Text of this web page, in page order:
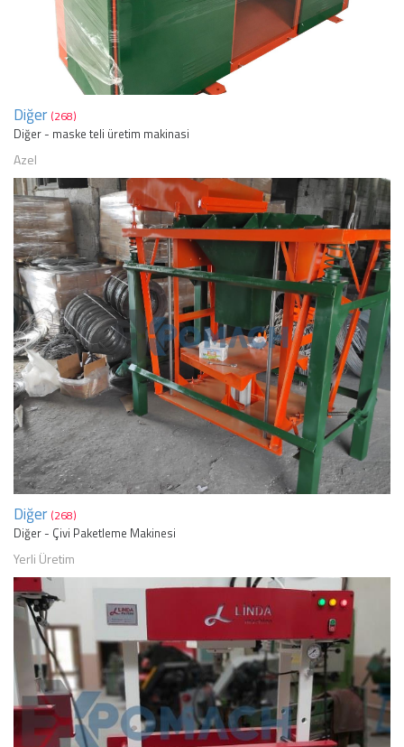
Diğer (268)
Diğer - maske teli üretim makinasi
Azel
Diğer (268)
Diğer - Çivi Paketleme Makinesi
Yerli Üretim